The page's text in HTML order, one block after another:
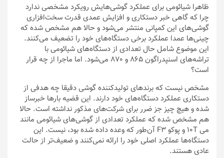
ظاهرا شیائومی برای عملکرد گوشی‌هایش رویکرد مشخصی ندارد
چرا که گاهی خبر دستکاری و افزایش عمدی قدرت سخت‌افزاری
گوشی‌های این کمپانی منتشر می‌شود و حالا هم مشخص شده که
چینی‌ها عمدا عملکرد برخی دستگاه‌های خود را تضعیف می‌کنند.
این موضوع شامل حال تعدادی از دستگاه‌های شیائومی با
تراشه‌های اسنپدراگون 865 و 870 می‌شود. اما ماجرا از چه قرار
است؟
مشخص نیست که برندهای تولیدکننده گوشی دقیقا چه هدفی از
دستکاری عملکرد دستگاه‌های خود دارند. این قضیه بارها خبرساز
شده و هیچ چیز جز ضرر برای شرکت‌های مذکور نداشته است. حالا
هم مشخص شده که عملکرد تعدادی از گوشی‌های شیائومی مانند
می 10T و پوکو F3 آن‌طور که وعده داده شده بود، نیست. این
دستگاه‌ها عملکرد اصلی خود را ارائه نمی‌کنند و ضعیف‌تر از حالت
عادی هستند.